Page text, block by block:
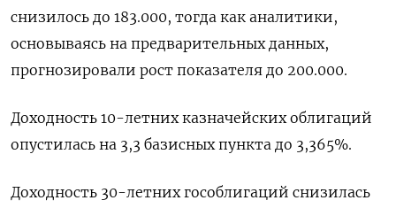
снизилось до 183.000, тогда как аналитики,
основываясь на предварительных данных,
прогнозировали рост показателя до 200.000.
Доходность 10-летних казначейских облигаций
опустилась на 3,3 базисных пункта до 3,365%.
Доходность 30-летних гособлигаций снизилась